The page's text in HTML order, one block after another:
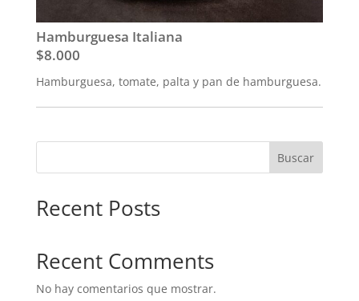
Hamburguesa Italiana
$8.000
Hamburguesa, tomate, palta y pan de hamburguesa.
Buscar
Recent Posts
Recent Comments
No hay comentarios que mostrar.